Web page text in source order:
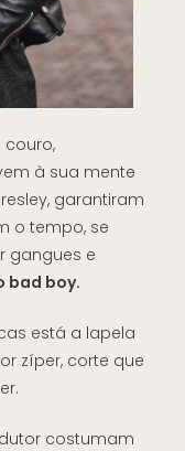
à sua mente
garantiram
o tempo, se
gangues e
bad boy.
está a lapela
zíper, corte que
costumam